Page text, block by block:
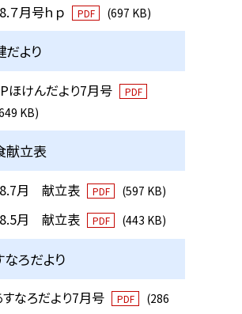
７月号ｈｐ PDF (697 KB)
だより
ほけんだより7月号 PDF
KB)
献立表
月 献立表 PDF (597 KB)
月 献立表 PDF (443 KB)
なろだより
なろだより7月号 PDF
(286